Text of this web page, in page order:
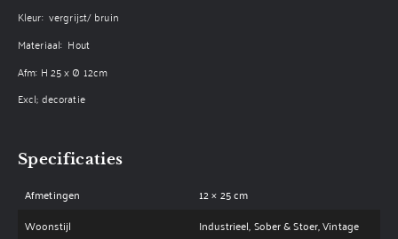
Kleur: vergrijst/ bruin
Materiaal: Hout
Afm: H 25 x Ø 12cm
Excl; decoratie
Specificaties
Afmetingen
12 × 25 cm
Woonstijl
Industrieel, Sober & Stoer, Vintage